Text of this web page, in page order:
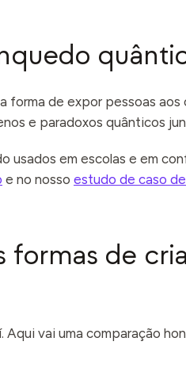
forma de expor pessoas
e paradoxos quânticos
usados em escolas e em
e no nosso estudo de caso
formas de
Aqui vai uma comparação